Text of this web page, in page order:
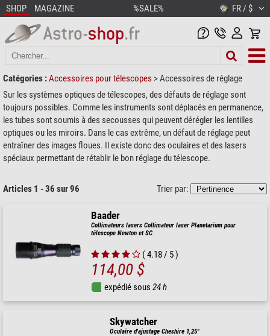
SHOP MAGAZINE %SALE% FR / $
Catégories :Accessoires pour télescopes >Accessoires de réglage
Sur les systèmes optiques de télescopes, des défauts de réglage sont
toujours possibles. Comme les instruments sont déplacés en permanence,
les tubes sont soumis à des secousses qui peuvent dérégler les lentilles
optiques ou les miroirs. Dans le cas extrême, un défaut de réglage peut
entraîner des images floues. Il existe donc des oculaires et des lasers
spéciaux permettant de rétablir le bon réglage du télescope.
Articles 1 - 36 sur 96 Trier par:
Baader
Collimateurs lasers Collimateur laser Planetarium pour
télescope Newton et SC
( 4.18 / 5 )
114,00 $
expédié sous24 h
Skywatcher
Oculaire d'ajustage Cheshire 1,25"